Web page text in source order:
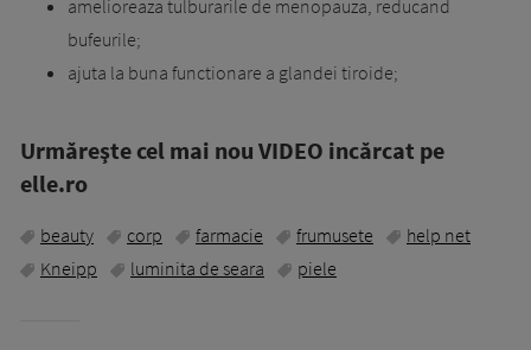
amelioreaza tulburarile de menopauza, reducand
bufeurile;
ajuta la buna functionare a glandei tiroide;
Urmăreşte cel mai nou VIDEO incărcat pe
elle.ro
beauty corp farmacie frumusete
help net
Kneipp
luminita de seara piele